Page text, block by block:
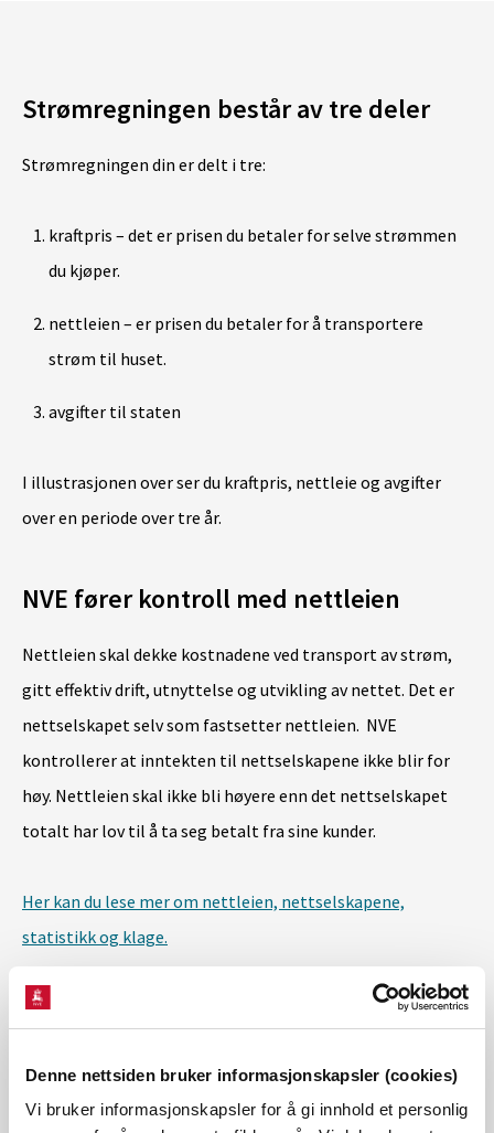
Denne nettsiden bruker informasjonskapsler (cookies)
Vi bruker informasjonskapsler for å gi innhold et personlig
Strømregningen består av tre deler
Strømregningen din er delt i tre:
kraftpris – det er prisen du betaler for selve strømmen
du kjøper.
nettleien – er prisen du betaler for å transportere
strøm til huset.
avgifter til staten
I illustrasjonen over ser du kraftpris, nettleie og avgifter
over en periode over tre år.
NVE fører kontroll med nettleien
Nettleien skal dekke kostnadene ved transport av strøm,
gitt effektiv drift, utnyttelse og utvikling av nettet. Det er
nettselskapet selv som fastsetter nettleien. NVE
kontrollerer at inntekten til nettselskapene ikke blir for
høy. Nettleien skal ikke bli høyere enn det nettselskapet
totalt har lov til å ta seg betalt fra sine kunder.
Her kan du lese mer om nettleien, nettselskapene,
statistikk og klage.
Oversikt over kraftpriser
Påwww.strømpris.no
kan du se kraftleverandørenes
priser. Oversikten gjelder for de leverandørene som leverer